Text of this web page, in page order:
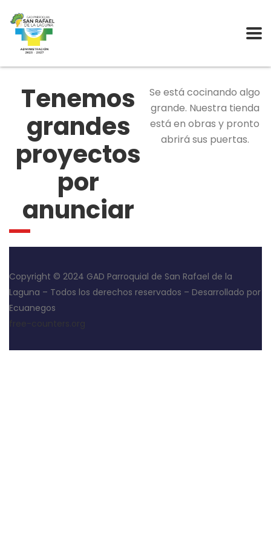
Tenemos
grandes
proyectos
por
anunciar
Se está cocinando algo
grande. Nuestra tienda
está en obras y pronto
abrirá sus puertas.
Copyright © 2024 GAD Parroquial de San Rafael de la
Laguna – Todos los derechos reservados – Desarrollado por
Ecuanegos